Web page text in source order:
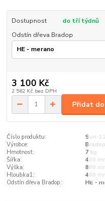
Dostupnost
do tří týdnů
Odstín dřeva Bradop
3 100 Kč
2 562 Kč bez DPH
Přidat
Číslo produktu:
Sun-
Výrobce:
Bradop
Hmotnost:
7 kg
Šířka:
430
Výška:
880
Hloubka1:
460
Odstín dřeva Bradop:
HE -